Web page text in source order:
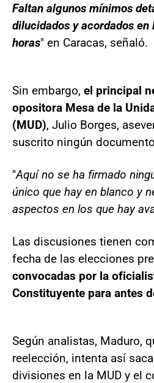
Faltan algunos mínimos
dilucidados y acordados
horas" en Caracas, señaló.
Sin embargo, el principal
opositora Mesa de la
(MUD), Julio Borges,
suscrito ningún
"Aquí no se ha firmado
único que hay en blanco y
aspectos en los que hay
Las discusiones tienen
fecha de las elecciones
convocadas por la
Constituyente para antes
Según analistas, Maduro,
reelección, intenta así
divisiones en la MUD y el